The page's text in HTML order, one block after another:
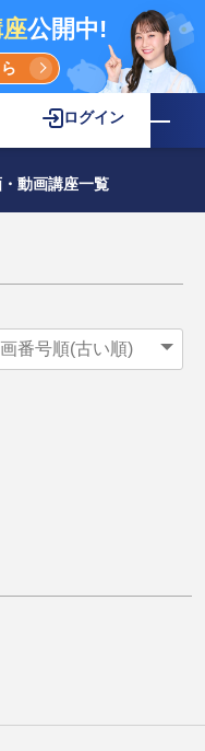
公開中!
ログイン
動画講座一覧